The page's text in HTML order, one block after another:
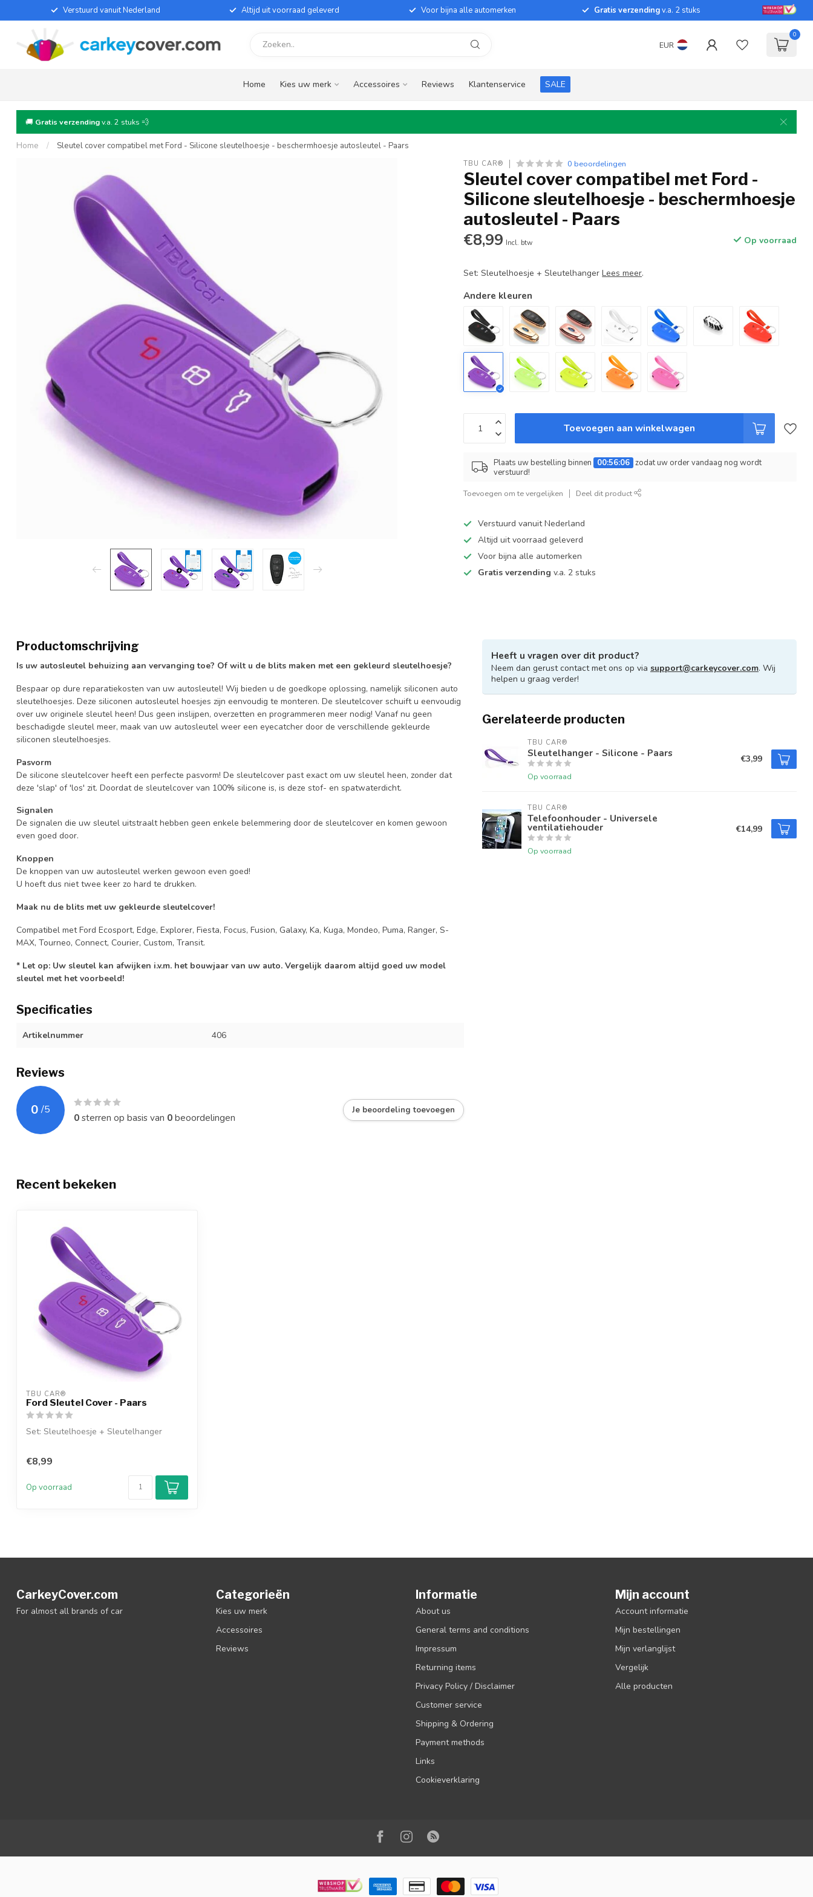
Verstuurd vanuit Nederland Altijd uit voorraad geleverd Voor bijna alle automerken Gratis verzendingv.a. 2 stuks
EUR
0
Home Kies uw merk Accessoires Reviews Klantenservice SALE
🚚 Gratis verzendingv.a. 2 stuks 💨
Home / Sleutel cover compatibel met Ford - Silicone sleutelhoesje - beschermhoesje autosleutel - Paars
TBU CAR® 0 beoordelingen
Sleutel cover compatibel met Ford -
Silicone sleutelhoesje - beschermhoesje
autosleutel - Paars
€8,99 Incl. btw Op voorraad
Set: Sleutelhoesje + SleutelhangerLees meer.
Andere kleuren
Toevoegen aan winkelwagen
Plaats uw bestelling binnen 00:56:06 zodat uw order vandaag nog wordt
verstuurd!
Toevoegen om te vergelijken Deel dit product
Verstuurd vanuit Nederland
Altijd uit voorraad geleverd
Voor bijna alle automerken
Gratis verzending v.a. 2 stuks
Productomschrijving
Is uw autosleutel behuizing aan vervanging toe? Of wilt u de blits maken met een gekleurd sleutelhoesje?
Bespaar op dure reparatiekosten van uw autosleutel! Wij bieden u de goedkope oplossing, namelijk siliconen auto
sleutelhoesjes. Deze siliconen autosleutel hoesjes zijn eenvoudig te monteren. De sleutelcover schuift u eenvoudig
over uw originele sleutel heen! Dus geen inslijpen, overzetten en programmeren meer nodig! Vanaf nu geen
beschadigde sleutel meer, maak van uw autosleutel weer een eyecatcher door de verschillende gekleurde
siliconen sleutelhoesjes.
Pasvorm
De silicone sleutelcover heeft een perfecte pasvorm! De sleutelcover past exact om uw sleutel heen, zonder dat
deze 'slap' of 'los' zit. Doordat de sleutelcover van 100% silicone is, is deze stof- en spatwaterdicht.
Signalen
De signalen die uw sleutel uitstraalt hebben geen enkele belemmering door de sleutelcover en komen gewoon
even goed door.
Knoppen
De knoppen van uw autosleutel werken gewoon even goed!
U hoeft dus niet twee keer zo hard te drukken.
Maak nu de blits met uw gekleurde sleutelcover!
Compatibel met Ford Ecosport, Edge, Explorer, Fiesta, Focus, Fusion, Galaxy, Ka, Kuga, Mondeo, Puma, Ranger, S-
MAX, Tourneo, Connect, Courier, Custom, Transit.
* Let op: Uw sleutel kan afwijken i.v.m. het bouwjaar van uw auto. Vergelijk daarom altijd goed uw model
sleutel met het voorbeeld!
Specificaties
Artikelnummer 406
Reviews
0 /5
0sterren op basis van 0beoordelingen
Je beoordeling toevoegen
Heeft u vragen over dit product?
Neem dan gerust contact met ons op via support@carkeycover.com. Wij
helpen u graag verder!
Gerelateerde producten
TBU CAR®
Sleutelhanger - Silicone - Paars
Op voorraad
€3,99
TBU CAR®
Telefoonhouder - Universele
ventilatiehouder
Op voorraad
€14,99
Recent bekeken
TBU CAR®
Ford Sleutel Cover - Paars
Set: Sleutelhoesje + Sleutelhanger
€8,99
Op voorraad
CarkeyCover.com
For almost all brands of car
Categorieën
Kies uw merk
Accessoires
Reviews
Informatie
About us
General terms and conditions
Impressum
Returning items
Privacy Policy / Disclaimer
Customer service
Shipping & Ordering
Payment methods
Links
Cookieverklaring
Mijn account
Account informatie
Mijn bestellingen
Mijn verlanglijst
Vergelijk
Alle producten